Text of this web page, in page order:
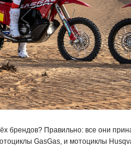
брендов? Правильно: все они
GasGas, и мотоциклы